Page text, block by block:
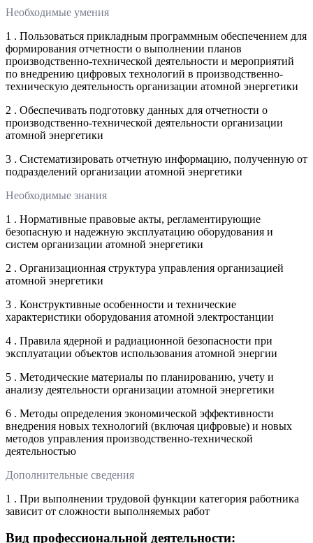
Необходимые умения
1 . Пользоваться прикладным программным обеспечением для
формирования отчетности о выполнении планов
производственно-технической деятельности и мероприятий
по внедрению цифровых технологий в производственно-
техническую деятельность организации атомной энергетики
2 . Обеспечивать подготовку данных для отчетности о
производственно-технической деятельности организации
атомной энергетики
3 . Систематизировать отчетную информацию, полученную от
подразделений организации атомной энергетики
Необходимые знания
1 . Нормативные правовые акты, регламентирующие
безопасную и надежную эксплуатацию оборудования и
систем организации атомной энергетики
2 . Организационная структура управления организацией
атомной энергетики
3 . Конструктивные особенности и технические
характеристики оборудования атомной электростанции
4 . Правила ядерной и радиационной безопасности при
эксплуатации объектов использования атомной энергии
5 . Методические материалы по планированию, учету и
анализу деятельности организации атомной энергетики
6 . Методы определения экономической эффективности
внедрения новых технологий (включая цифровые) и новых
методов управления производственно-технической
деятельностью
Дополнительные сведения
1 . При выполнении трудовой функции категория работника
зависит от сложности выполняемых работ
Вид профессиональной деятельности: